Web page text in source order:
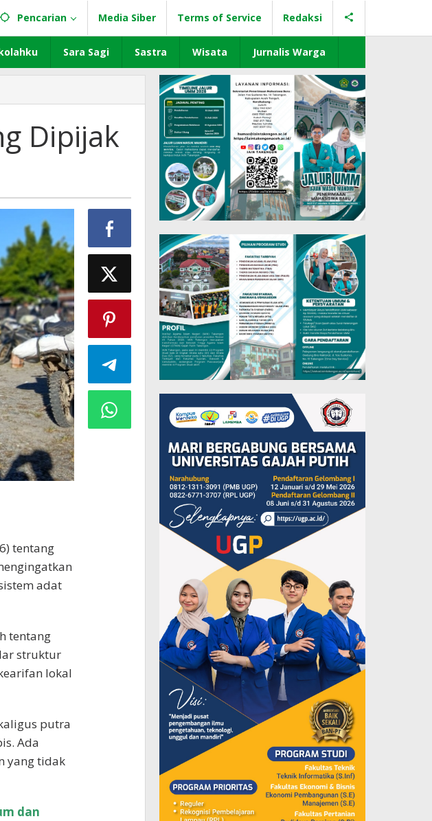
Pencarian Media Siber Terms of Service Redaksi
Sara Sagi Sastra Wisata Jurnalis Warga
Dipijak
tentang
adat
tentang
struktur
lokal
putra
Ada
yang tidak
dan